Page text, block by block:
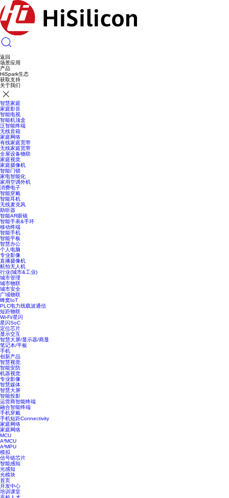
返回
场景应用
产品
HiSpark生态
获取支持
关于我们
智慧家庭
家庭影音
智能电视
智能机顶盒
泛智能终端
无线音箱
家庭网络
有线家庭宽带
无线家庭宽带
全屋设备物联
家庭视觉
家庭摄像机
智能门锁
家电智能化
家用空调外机
消费电子
智能穿戴
智能耳机
无线麦克风
助听器
智能AR眼镜
智能手表&手环
移动终端
智能手机
智能平板
智慧办公
个人电脑
专业影像
直播摄像机
航拍无人机
行业(城市&工业)
城市管理
城市物联
城市安全
广域物联
蜂窝IoT
PLC电力线载波通信
短距物联
Wi-Fi/星闪
星闪SoC
定位芯片
显示交互
智慧大屏/显示器/商显
笔记本/平板
手机
创新产品
智慧视觉
智能安防
机器视觉
专业影像
智慧媒体
智慧大屏
智能投影
运营商智能终端
融合智能终端
手机穿戴
手机短距Connectivity
家庭网络
家庭网络
MCU
A²MCU
A²MPU
模拟
信号链芯片
智能感知
光感知
光模块
首页
开发中心
培训课堂